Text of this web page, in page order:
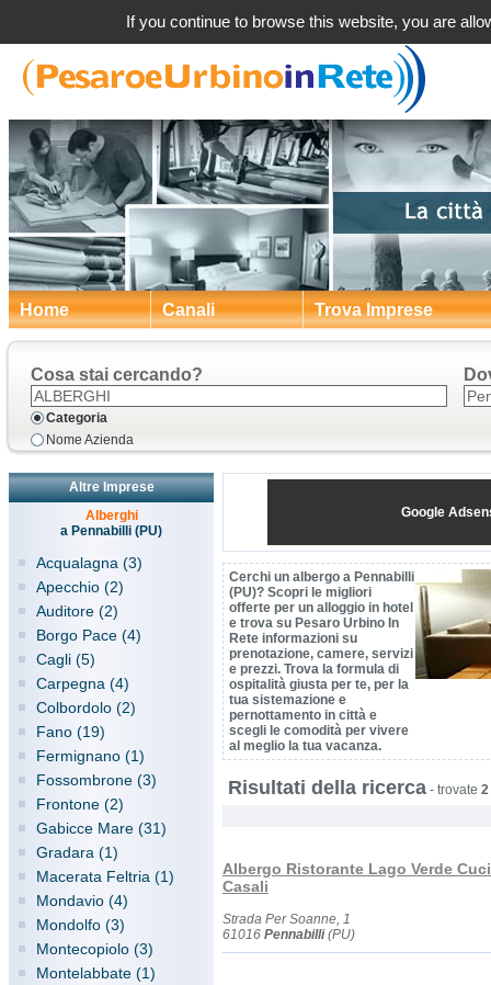
Home Canali Trova Imprese
Cosa stai cercando?
Categoria
Nome Azienda
Altre Imprese
Alberghi
a Pennabilli (PU)
Acqualagna (3)
Apecchio (2)
Auditore (2)
Borgo Pace (4)
Cagli (5)
Carpegna (4)
Colbordolo (2)
Fano (19)
Fermignano (1)
Fossombrone (3)
Frontone (2)
Gabicce Mare (31)
Gradara (1)
Macerata Feltria (1)
Mondavio (4)
Mondolfo (3)
Montecopiolo (3)
Montelabbate (1)
Google
Cerchi un albergo a Pennabilli
(PU)? Scopri le migliori
offerte per un alloggio in hotel
e trova su Pesaro Urbino In
Rete informazioni su
prenotazione, camere, servizi
e prezzi. Trova la formula di
ospitalità giusta per te, per la
tua sistemazione e
pernottamento in città e
scegli le comodità per vivere
al meglio la tua vacanza.
Risultati della ricerca - trovate 2
Albergo Ristorante Lago Verde
Casali
Strada Per Soanne, 1
61016 Pennabilli(PU)
If you continue to browse this website, you are